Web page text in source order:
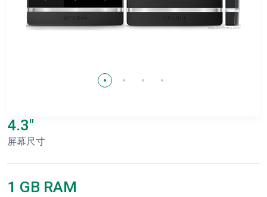
4.3"
屏幕尺寸
1 GB RAM